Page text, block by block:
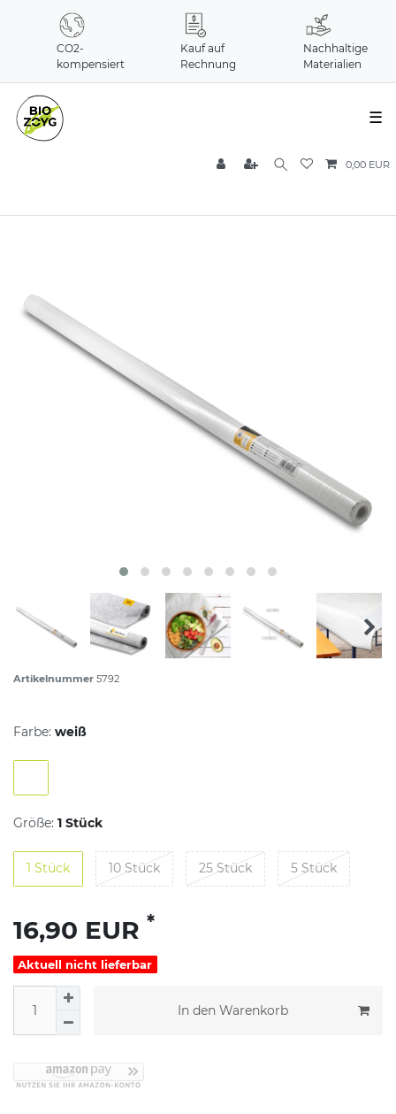
CO2-
kompensiert
Kauf auf
Rechnung
Nachhaltige
Materialien
☰
0,00 EUR
Artikelnummer 5792
Farbe: weiß
Größe: 1 Stück
1 Stück 10 Stück 25 Stück 5 Stück
16,90 EUR *
Aktuell nicht lieferbar
In den Warenkorb